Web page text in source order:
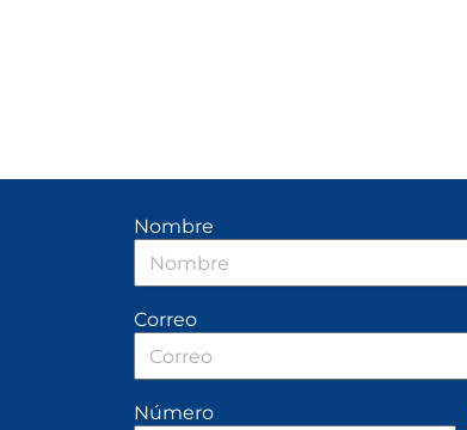
Nombre
Correo
Número